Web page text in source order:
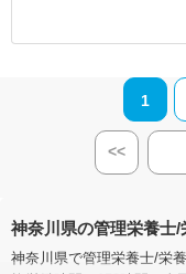
1
<<
神奈川県の管理栄養士
神奈川県で管理栄養士/栄